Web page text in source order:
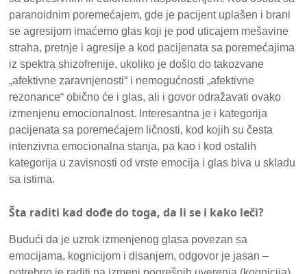
paranoidnim poremećajem, gde je pacijent uplašen i brani
se agresijom imaćemo glas koji je pod uticajem mešavine
straha, pretnje i agresije a kod pacijenata sa poremećajima
iz spektra shizofrenije, ukoliko je došlo do takozvane
„afektivne zaravnjenosti“ i nemogućnosti „afektivne
rezonance“ obično će i glas, ali i govor odražavati ovako
izmenjenu emocionalnost. Interesantna je i kategorija
pacijenata sa poremećajem ličnosti, kod kojih su česta
intenzivna emocionalna stanja, pa kao i kod ostalih
kategorija u zavisnosti od vrste emocija i glas biva u skladu
sa istima.
Šta raditi kad dođe do toga, da li se i kako leči?
Budući da je uzrok izmenjenog glasa povezan sa
emocijama, kognicijom i disanjem, odgovor je jasan –